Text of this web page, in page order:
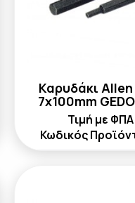
Καρυδάκι
7x100mm
Τιμή με
Κωδικός